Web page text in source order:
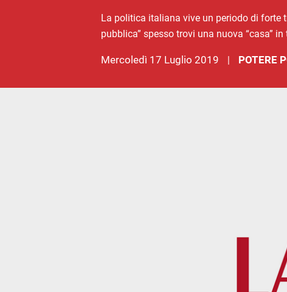
La politica italiana vive un periodo di forte
pubblica” spesso trovi una nuova “casa”
mercoledì 17 Luglio 2019 | POTERE